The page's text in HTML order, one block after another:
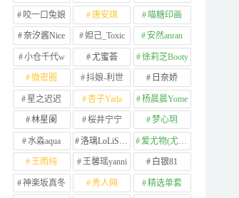
咬一口兔娘 唐安琪 喵糖印画
奈汐酱Nice 妲己_Toxic 安然anran
小仓千代w 尤蜜荟 徐莉芝Booty
微密圈 抖娘-利世 日奈娇
星之迟迟 杏子Yada 杨晨晨Yome
林星阑 桜井宁宁 梦心玥
水淼aqua 洛璃LoLiSAMA 爱尤物(尤果网)
王雨纯 王馨瑶yanni 白银81
神楽坂真冬 秀人网 精选单套